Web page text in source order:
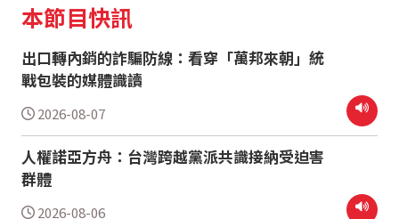
本節目快訊
出口轉內銷的詐騙防線：看穿「萬邦來朝」統
戰包裝的媒體識讀
2026-08-07
人權諾亞方舟：台灣跨越黨派共識接納受迫害
群體
2026-08-06